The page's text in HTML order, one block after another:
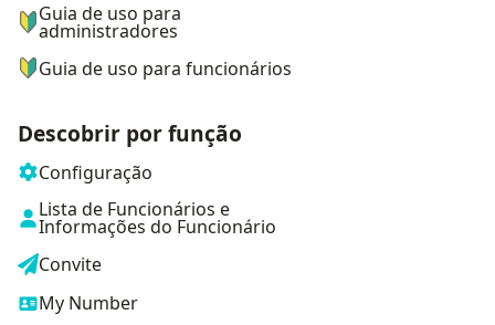
Guia de uso para
administradores
Guia de uso para funcionários
Descobrir por função
Configuração
Lista de Funcionários e
Informações do Funcionário
Convite
My Number